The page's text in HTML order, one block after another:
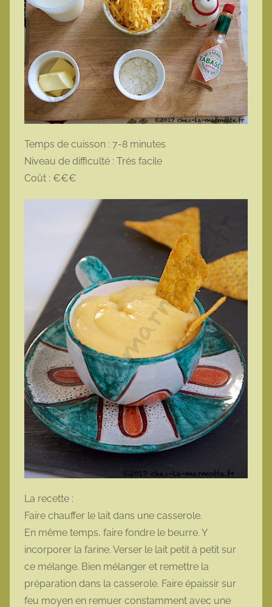
Temps de cuisson : 7-8 minutes
Niveau de difficulté : Très facile
Coût : €€€
La recette :
Faire chauffer le lait dans une casserole.
En même temps, faire fondre le beurre. Y
incorporer la farine. Verser le lait petit à petit sur
ce mélange. Bien mélanger et remettre la
préparation dans la casserole. Faire épaissir sur
feu moyen en remuer constamment avec une